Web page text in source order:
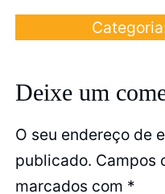
Deixe um
O seu endereço de
publicado. Campos
marcados com *